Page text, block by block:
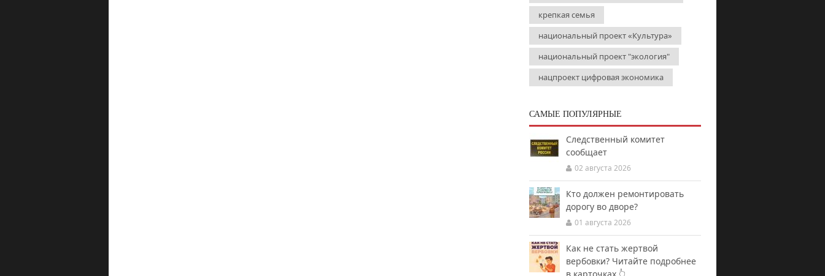
крепкая семья
национальный проект «Культура»
национальный проект "экология"
нацпроект цифровая экономика
САМЫЕ ПОПУЛЯРНЫЕ
Следственный комитет
сообщает
02 августа 2026
Кто должен ремонтировать
дорогу во дворе?
01 августа 2026
Как не стать жертвой
вербовки? Читайте подробнее